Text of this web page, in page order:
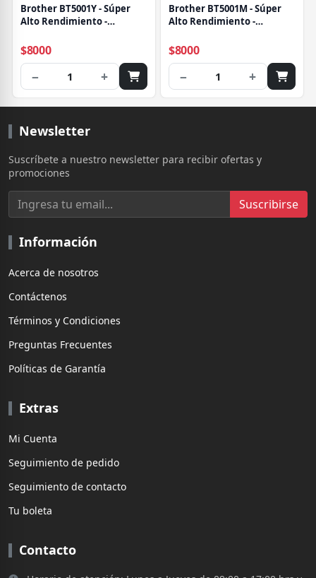
Brother BT5001Y - Súper
Alto Rendimiento -
de tinta - para Brother DCP-
T300, DCP-T820DW, MFC-
$8000
− 1 +
Brother BT5001M - Súper
Alto Rendimiento -
recarga de tinta - para
Brother DCP-T300, DCP-
T820DW, MFC-T800W
$8000
− 1 +
Newsletter
Suscríbete a nuestro newsletter para recibir ofertas y
promociones
Suscribirse
Información
Acerca de nosotros
Contáctenos
Términos y Condiciones
Preguntas Frecuentes
Políticas de Garantía
Extras
Mi Cuenta
Seguimiento de pedido
Seguimiento de contacto
Tu boleta
Contacto